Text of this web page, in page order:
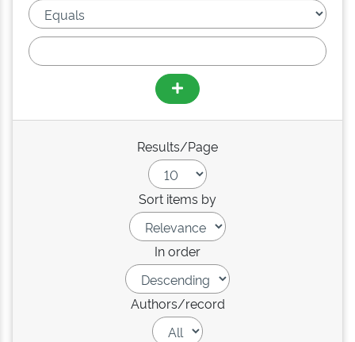
Results/Page
Sort items by
In order
Authors/record